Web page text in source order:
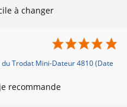
à changer
Trodat Mini-Dateur 4810 (Date
recommande